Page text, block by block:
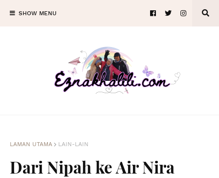
SHOW MENU
LAMAN UTAMA LAIN-LAIN
Dari Nipah ke Air Nira